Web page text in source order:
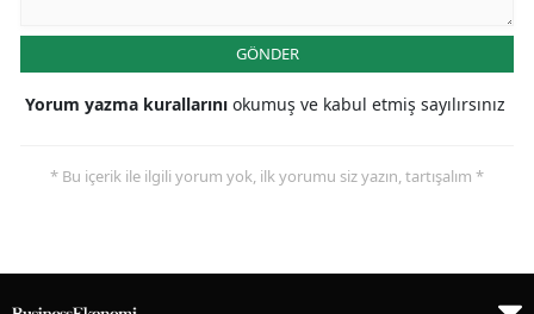
GÖNDER
Yorum yazma kurallarını okumuş ve kabul etmiş sayılırsınız
* Bu içerik ile ilgili yorum yok, ilk yorumu siz yazın, tartışalım *